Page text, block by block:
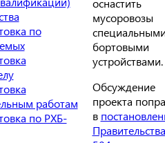
по
работам
по РХБ-
оснастить
мусоровозы
бортовыми
устройствами.
Обсуждение
проекта
в